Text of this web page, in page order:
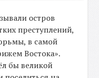
остров
преступлений,
в самой
Востока».
бы великой